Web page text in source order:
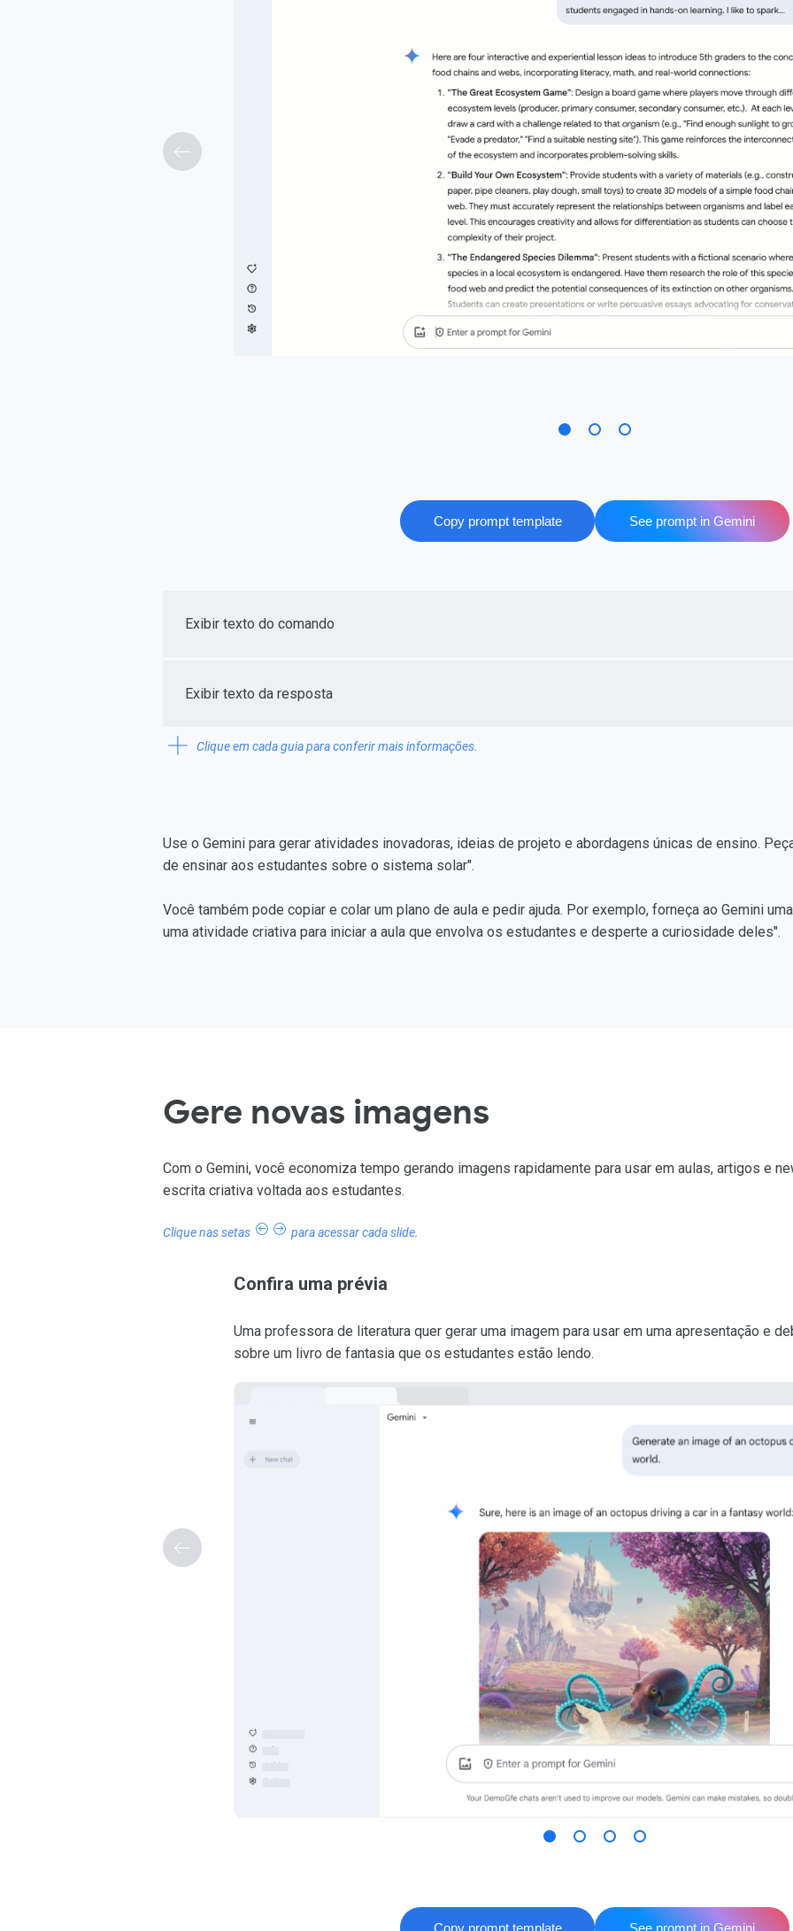
Exibir texto do comando
Exibir texto da resposta
Clique em cada guia para conferir mais informações.
Use o Gemini para gerar atividades inovadoras, ideias de projeto e abordagens únicas de ensino.
de ensinar aos estudantes sobre o sistema solar".
Você também pode copiar e colar um plano de aula e pedir ajuda. Por exemplo, forneça ao Gemini
uma atividade criativa para iniciar a aula que envolva os estudantes e desperte a curiosidade deles".
Gere novas imagens
Com o Gemini, você economiza tempo gerando imagens rapidamente para usar em aulas, artigos e
escrita criativa voltada aos estudantes.
Clique nas setas para acessar cada slide.
Confira uma prévia
Uma professora de literatura quer gerar uma imagem para usar em uma apresentação e
sobre um livro de fantasia que os estudantes estão lendo.